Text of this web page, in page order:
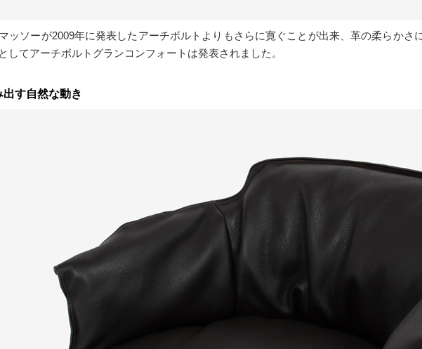
ッソーが2009年に発表したアーチボルトよりもさらに寛ぐことが出来、革の柔らかさ
してアーチボルトグランコンフォートは発表されました。
す自然な動き